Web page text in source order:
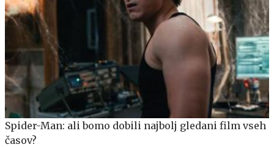
Spider-Man: ali bomo dobili najbolj gledani film vseh
časov?